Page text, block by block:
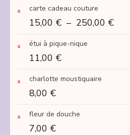
carte cadeau couture
15,00 € – 250,00 €
étui à pique-nique
11,00 €
charlotte moustiquaire
8,00 €
fleur de douche
7,00 €